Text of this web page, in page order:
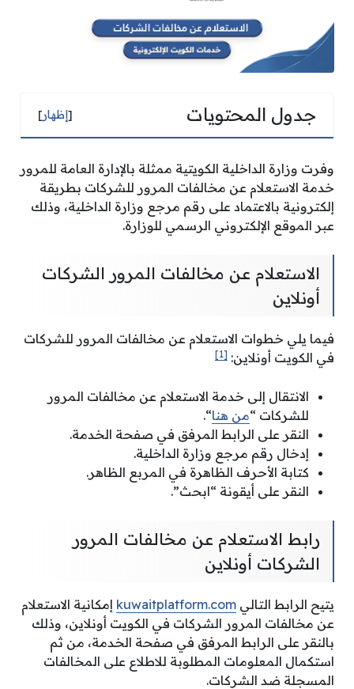
جدول المحتويات [إظهار]
وفرت وزارة الداخلية الكويتية ممثلة بالإدارة العامة للمرور
خدمة الاستعلام عن مخالفات المرور للشركات بطريقة
إلكترونية بالاعتماد على رقم مرجع وزارة الداخلية، وذلك
عبر الموقع الإلكتروني الرسمي للوزارة.
الاستعلام عن مخالفات المرور الشركات
أونلاين
فيما يلي خطوات الاستعلام عن مخالفات المرور للشركات
في الكويت أونلاين: [1]
الانتقال إلى خدمة الاستعلام عن مخالفات المرور
للشركات “من هنا“.
النقر على الرابط المرفق في صفحة الخدمة.
إدخال رقم مرجع وزارة الداخلية.
كتابة الأحرف الظاهرة في المربع الظاهر.
النقر على أيقونة “ابحث”.
رابط الاستعلام عن مخالفات المرور
الشركات أونلاين
يتيح الرابط التالي kuwaitplatform.com إمكانية الاستعلام
عن مخالفات المرور الشركات في الكويت أونلاين، وذلك
بالنقر على الرابط المرفق في صفحة الخدمة، من ثم
استكمال المعلومات المطلوبة للاطلاع على المخالفات
المسجلة ضد الشركات.